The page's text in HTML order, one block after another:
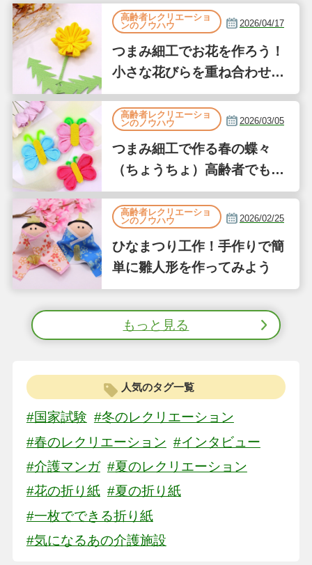
高齢者レクリエーショ
ンのノウハウ
2026/04/17
つまみ細工でお花を作ろう！
小さな花びらを重ね合わせて
作るたんぽぽ風
高齢者レクリエーショ
ンのノウハウ
2026/03/05
つまみ細工で作る春の蝶々
（ちょうちょ）高齢者でも簡
単な縫わない工作
高齢者レクリエーショ
ンのノウハウ
2026/02/25
ひなまつり工作！手作りで簡
単に雛人形を作ってみよう
もっと見る
人気のタグ一覧
#国家試験 #冬のレクリエーション
#春のレクリエーション #インタビュー
#介護マンガ #夏のレクリエーション
#花の折り紙 #夏の折り紙
#一枚でできる折り紙
#気になるあの介護施設